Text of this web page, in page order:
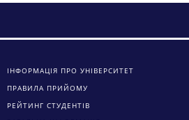
ІНФОРМАЦІЯ ПРО УНІВЕРСИТЕТ
ПРАВИЛА ПРИЙОМУ
РЕЙТИНГ СТУДЕНТІВ